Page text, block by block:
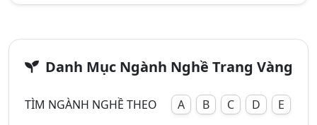
Danh Mục Ngành Nghề Trang Vàng
TÌM NGÀNH NGHỀ THEO A B C D E